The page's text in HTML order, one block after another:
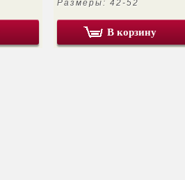
Размеры: 42-52
В корзину